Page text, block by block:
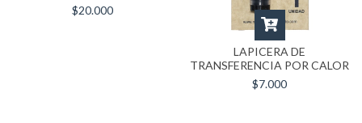
$20.000
LAPICERA DE
TRANSFERENCIA POR CALOR
$7.000